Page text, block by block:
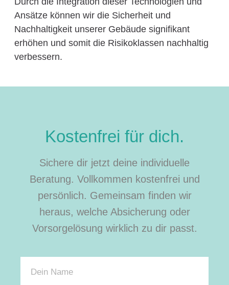
Ansätze können wir die Sicherheit und
Nachhaltigkeit unserer Gebäude signifikant
erhöhen und somit die Risikoklassen nachhaltig
verbessern.
Kostenfrei für dich.
Sichere dir jetzt deine individuelle
Beratung. Vollkommen kostenfrei und
persönlich. Gemeinsam finden wir
heraus, welche Absicherung oder
Vorsorgelösung wirklich zu dir passt.